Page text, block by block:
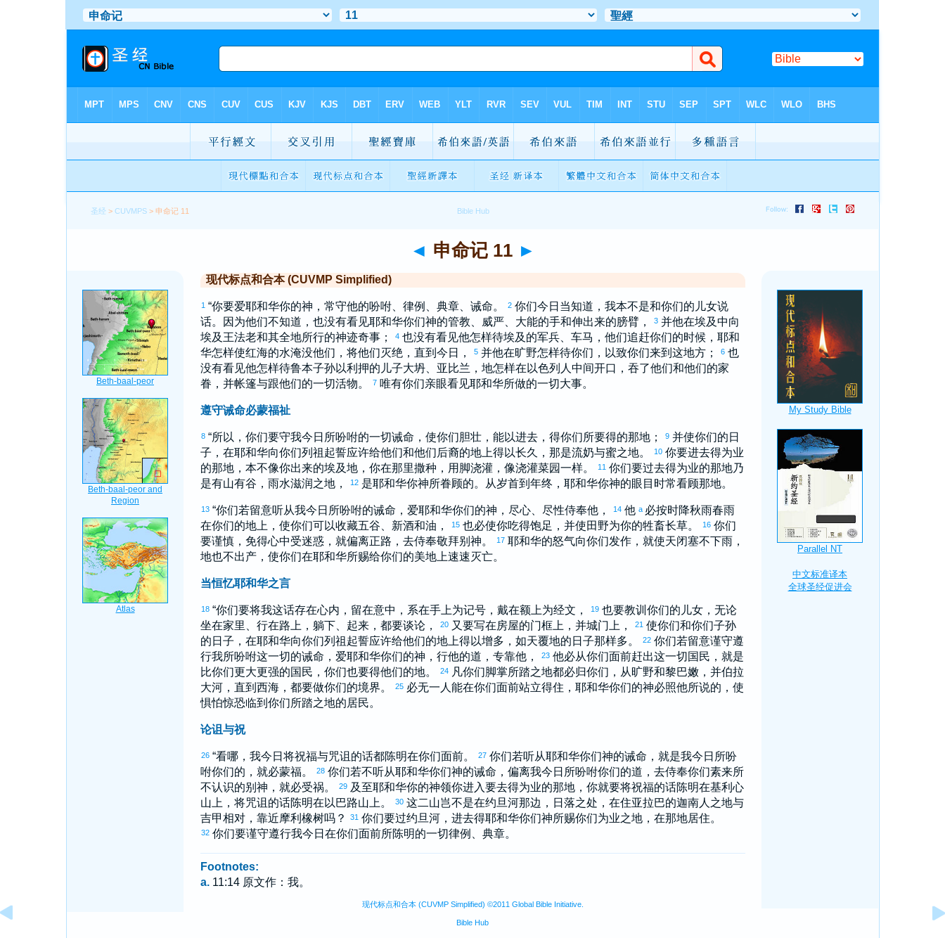
圣经 >CUVMPS > 申命记 11
◄ 申命记 11 ►
现代标点和合本 (CUVMP Simplified)
1 “你要爱耶和华你的神，常守他的吩咐、律例、典章、诫命。 2 你们今日当知道，我本不是和你们的儿女说
话。因为他们不知道，也没有看见耶和华你们神的管教、威严、大能的手和伸出来的膀臂，
3 并他在埃及中向
埃及 王法老和其全地所行的神迹奇事； 4 也没有看见他怎样待埃及 的军兵、车马，他们追赶你们的时候，耶和
华怎样使红海的水淹没他们，将他们灭绝，直到今日， 5 并他在旷野怎样待你们，以致你们来到这地方； 6 也
没有看见他怎样待鲁本子孙以利押的儿子大坍、 亚比兰 ，地怎样在 以色列 人中间开口，吞了他们和他们的家
眷，并帐篷与跟他们的一切活物。
7 唯有你们亲眼看见耶和华所做的一切大事。
遵守诫命必蒙福祉
8 “所以，你们要守我今日所吩咐的一切诫命，使你们胆壮，能以进去，得你们所要得的那地； 9 并使你们的日
子，在耶和华向你们列祖起誓应许给他们和他们后裔的地上得以长久，那是流奶与蜜之地。
10 你要进去得为业
的那地，本不像你出来的埃及地，你在那里撒种，用脚浇灌，像浇灌菜园一样。 11 你们要过去得为业的那地乃
是有山有谷，雨水滋润之地，
12 是耶和华你神所眷顾的。从岁首到年终，耶和华你神的眼目时常看顾那地。
13 “你们若留意听从我今日所吩咐的诫命，爱耶和华你们的神，尽心、尽性侍奉他， 14 他 a 必按时降秋雨春雨
在你们的地上，使你们可以收藏五谷、新酒和油，
15 也必使你吃得饱足，并使田野为你的牲畜长草。 16 你们
要谨慎，免得心中受迷惑，就偏离正路，去侍奉敬拜别神。
17 耶和华的怒气向你们发作，就使天闭塞不下雨，
地也不出产，使你们在耶和华所赐给你们的美地上速速灭亡。
当恒忆耶和华之言
18 “你们要将我这话存在心内，留在意中，系在手上为记号，戴在额上为经文， 19 也要教训你们的儿女，无论
坐在家里、行在路上，躺下、起来，都要谈论，
20 又要写在房屋的门框上，并城门上， 21 使你们和你们子孙
的日子，在耶和华向你们列祖起誓应许给他们的地上得以增多，如天覆地的日子那样多。
22 你们若留意谨守遵
行我所吩咐这一切的诫命，爱耶和华你们的神，行他的道，专靠他，
23 他必从你们面前赶出这一切国民，就是
比你们更大更强的国民，你们也要得他们的地。
24 凡你们脚掌所踏之地都必归你们，从旷野和黎巴嫩，并伯拉
大河，直到西海，都要做你们的境界。
25 必无一人能在你们面前站立得住，耶和华你们的神必照他所说的，使
惧怕惊恐临到你们所踏之地的居民。
论诅与祝
26 “看哪，我今日将祝福与咒诅的话都陈明在你们面前。 27 你们若听从耶和华你们神的诫命，就是我今日所吩
咐你们的，就必蒙福。
28 你们若不听从耶和华你们神的诫命，偏离我今日所吩咐你们的道，去侍奉你们素来所
不认识的别神，就必受祸。
29 及至耶和华你的神领你进入要去得为业的那地，你就要将祝福的话陈明在基利心
山上，将咒诅的话陈明在 以巴路山上。 30 这二山岂不是在约旦河那边，日落之处，在住亚拉巴的迦南人之地与
吉甲相对，靠近摩利 橡树吗？ 31 你们要过约旦河，进去得耶和华你们神所赐你们为业之地，在那地居住。
32 你们要谨守遵行我今日在你们面前所陈明的一切律例、典章。
Footnotes:
a. 11:14 原文作：我。
现代标点和合本 (CUVMP Simplified) ©2011 Global Bible Initiative.
Bible Hub